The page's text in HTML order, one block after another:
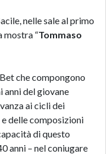
nelle sale al primo
mostra “Tommaso
che compongono
anni del giovane
ai cicli dei
delle composizioni
di questo
anni – nel coniugare